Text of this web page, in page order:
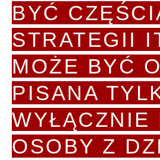
BYĆ
STRATEGII
MOŻE BYĆ
PISANA
WYŁĄCZNIE
OSOBY Z